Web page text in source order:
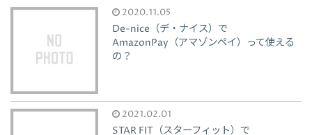
2020.11.05
De-nice（デ・ナイス）で
AmazonPay（アマゾンペイ）って使える
の？
2021.02.01
STAR FIT（スターフィット）で